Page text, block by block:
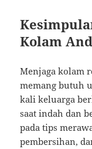
Kolam
Menjaga kolam
memang butuh
kali keluarga
saat indah dan
pada tips
pembersihan,